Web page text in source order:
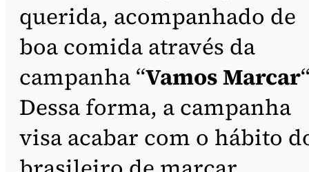
querida, acompanhado de
boa comida através da
campanha “Vamos Marcar
Dessa forma, a campanha
visa acabar com o hábito